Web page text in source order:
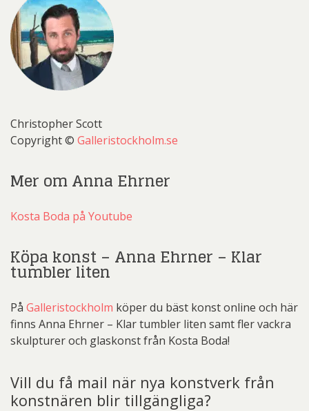
Christopher Scott
Copyright © Galleristockholm.se
Mer om Anna Ehrner
Kosta Boda på Youtube
Köpa konst – Anna Ehrner – Klar
tumbler liten
På Galleristockholm köper du bäst konst online och här
finns Anna Ehrner – Klar tumbler liten samt fler vackra
skulpturer och glaskonst från Kosta Boda!
Vill du få mail när nya konstverk från
konstnären blir tillgängliga?